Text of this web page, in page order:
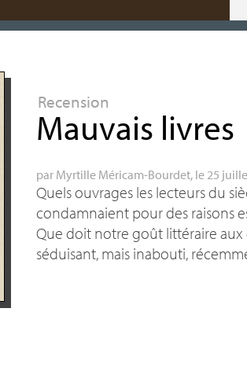
Recension
Mauvais livres
par Myrtille Méricam-Bourdet, le 25
Quels ouvrages les lecteurs du
condamnaient pour des raisons
Que doit notre goût littéraire aux
séduisant, mais inabouti,